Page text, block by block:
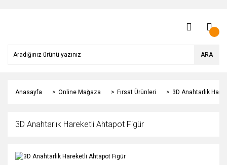
ARA
Anasayfa Online Mağaza Fırsat Ürünleri 3D Anahtarlık
3D Anahtarlık Hareketli Ahtapot Figür